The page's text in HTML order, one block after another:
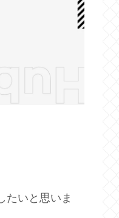
たいと思いま